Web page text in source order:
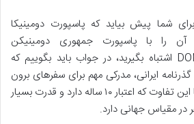
شما پیش بیاید که پاسپورت دومینیکا
را با پاسپورت جمهوری دومینیکن
DOMINICAN REPUBLIC اشتباه بگیرید، در جواب باید بگوییم که
ایرانی، مدرکی مهم برای سفرهای برون
مرزی و بین‌المللی است، با این تفاوت که اعتبار ۱۰ ساله دارد و قدرت بسیار
در مقیاس جهانی دارد.